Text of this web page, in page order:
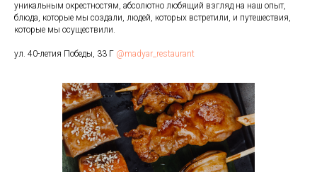
уникальным окрестностям, абсолютно любящий взгляд на наш опыт,
блюда, которые мы создали, людей, которых встретили, и путешествия,
которые мы осуществили.
ул. 40-летия Победы, 33 Г @madyar_restaurant